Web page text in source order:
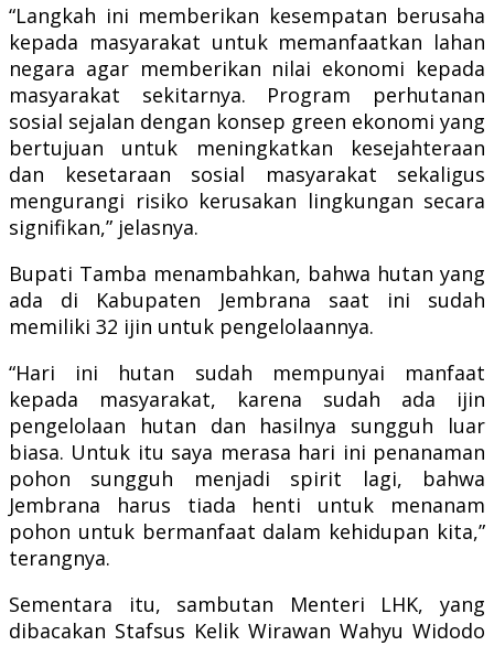
“Langkah ini memberikan kesempatan berusaha
kepada masyarakat untuk memanfaatkan lahan
negara agar memberikan nilai ekonomi kepada
masyarakat sekitarnya. Program perhutanan
sosial sejalan dengan konsep green ekonomi yang
bertujuan untuk meningkatkan kesejahteraan
dan kesetaraan sosial masyarakat sekaligus
mengurangi risiko kerusakan lingkungan secara
signifikan,” jelasnya.
Bupati Tamba menambahkan, bahwa hutan yang
ada di Kabupaten Jembrana saat ini sudah
memiliki 32 ijin untuk pengelolaannya.
“Hari ini hutan sudah mempunyai manfaat
kepada masyarakat, karena sudah ada ijin
pengelolaan hutan dan hasilnya sungguh luar
biasa. Untuk itu saya merasa hari ini penanaman
pohon sungguh menjadi spirit lagi, bahwa
Jembrana harus tiada henti untuk menanam
pohon untuk bermanfaat dalam kehidupan kita,”
terangnya.
Sementara itu, sambutan Menteri LHK, yang
dibacakan Stafsus Kelik Wirawan Wahyu Widodo